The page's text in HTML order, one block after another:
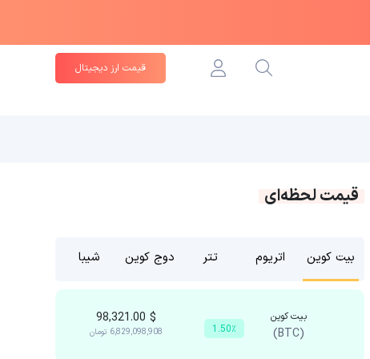
قیمت ارز دیجیتال
قیمت لحظه‌ای
بیت کوین اتریوم تتر دوج کوین شیبا
بیت کوین
(BTC) 1.50٪
$
6,829,098,908 تومان